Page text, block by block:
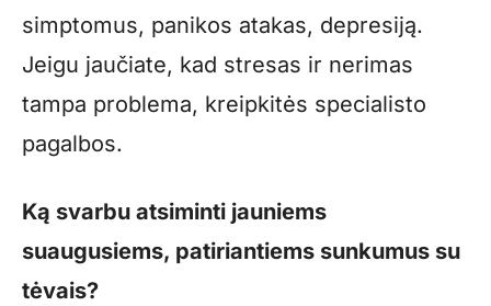
simptomus, panikos atakas, depresiją.
Jeigu jaučiate, kad stresas ir nerimas
tampa problema, kreipkitės specialisto
pagalbos.
Ką svarbu atsiminti jauniems
suaugusiems, patiriantiems sunkumus su
tėvais?